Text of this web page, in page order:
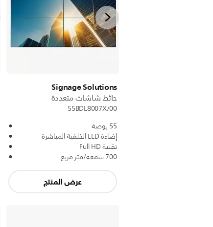
Signage Solutions
حائط شاشات متعددة
55BDL8007X/00
55 بوصة
إضاءة LED الخلفية المباشرة
تقنية Full HD
700 شمعة/متر مربع
عرض المنتج